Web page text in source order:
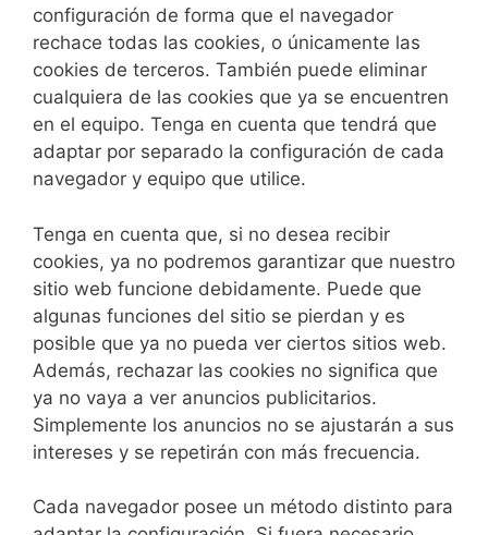
configuración de forma que el navegador
rechace todas las cookies, o únicamente las
cookies de terceros. También puede eliminar
cualquiera de las cookies que ya se encuentren
en el equipo. Tenga en cuenta que tendrá que
adaptar por separado la configuración de cada
navegador y equipo que utilice.
Tenga en cuenta que, si no desea recibir
cookies, ya no podremos garantizar que nuestro
sitio web funcione debidamente. Puede que
algunas funciones del sitio se pierdan y es
posible que ya no pueda ver ciertos sitios web.
Además, rechazar las cookies no significa que
ya no vaya a ver anuncios publicitarios.
Simplemente los anuncios no se ajustarán a sus
intereses y se repetirán con más frecuencia.
Cada navegador posee un método distinto para